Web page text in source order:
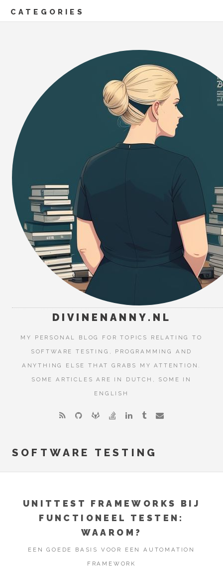
CATEGORIES
DIVINENANNY.NL
MY PERSONAL BLOG FOR TOPICS RELATING TO
SOFTWARE TESTING, PROGRAMMING AND
ANYTHING ELSE THAT GRABS MY ATTENTION.
SOME ARTICLES ARE IN DUTCH, SOME IN
ENGLISH
SOFTWARE TESTING
UNITTEST FRAMEWORKS BIJ
FUNCTIONEEL TESTEN:
WAAROM?
EEN GOEDE BASIS VOOR EEN AUTOMATION
FRAMEWORK